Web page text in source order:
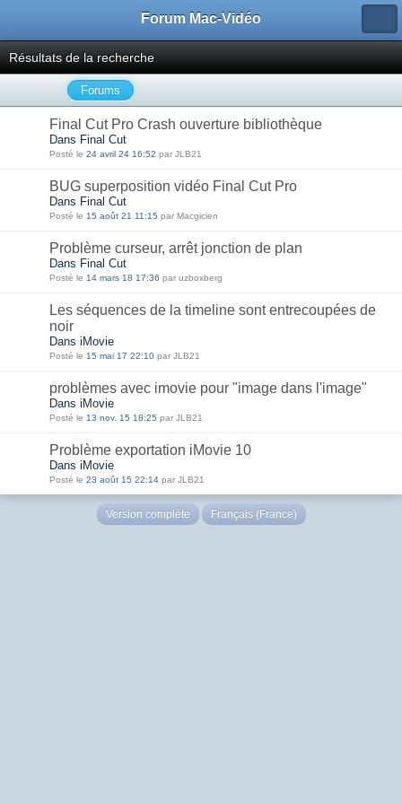
Forum Mac-Vidéo
Résultats de la recherche
Forums
Final Cut Pro Crash ouverture bibliothèque
Dans Final Cut
Posté le 24 avril 24 16:52 par JLB21
BUG superposition vidéo Final Cut Pro
Dans Final Cut
Posté le 15 août 21 11:15 par Macgicien
Problème curseur, arrêt jonction de plan
Dans Final Cut
Posté le 14 mars 18 17:36 par uzboxberg
Les séquences de la timeline sont entrecoupées de
noir
Dans iMovie
Posté le 15 mai 17 22:10 par JLB21
problèmes avec imovie pour "image dans l'image"
Dans iMovie
Posté le 13 nov. 15 18:25 par JLB21
Problème exportation iMovie 10
Dans iMovie
Posté le 23 août 15 22:14 par JLB21
Version complète Français (France)